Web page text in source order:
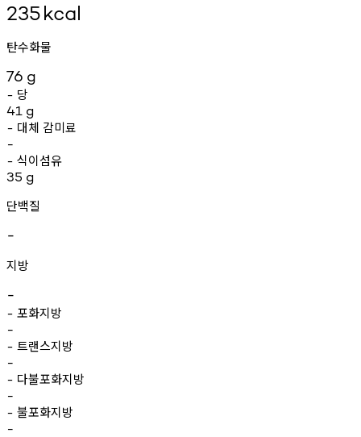
235kcal
탄수화물
76 g
- 당
41 g
- 대체 감미료
-
- 식이섬유
35 g
단백질
-
지방
-
- 포화지방
-
- 트랜스지방
-
- 다불포화지방
-
- 불포화지방
-